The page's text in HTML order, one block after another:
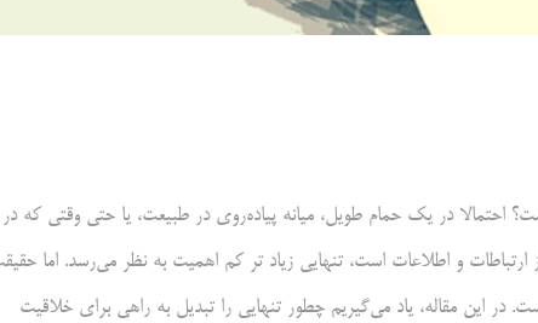
احتمالا در یک حمام طویل، میانه پیاده‌روی در طبیعت، یا حتی وقتی که در
و اطلاعات است، تنهایی زیاد تر کم اهمیت به نظر می‌رسد. اما
در این مقاله، یاد می‌گیریم چطور تنهایی را تبدیل به راهی برای خلاقیت